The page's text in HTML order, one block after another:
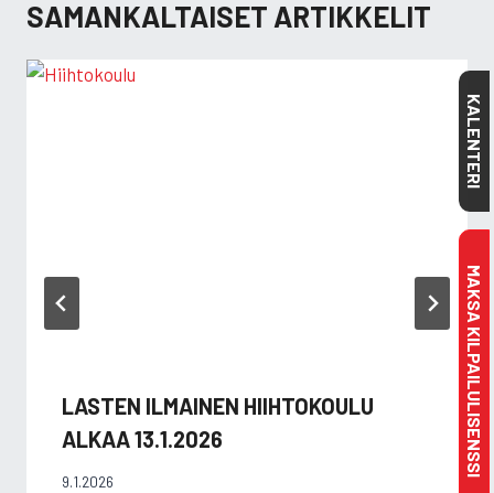
SAMANKALTAISET ARTIKKELIT
LASTEN ILMAINEN HIIHTOKOULU
ALKAA 13.1.2026
9.1.2026
KALENTERI
MAKSA KILPAILULISENSSI